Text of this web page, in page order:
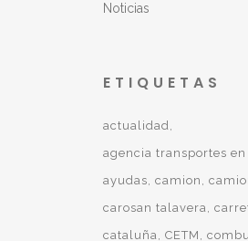
Noticias
ETIQUETAS
actualidad
agencia transportes
ayudas camion
carosan talavera
cataluña CETM